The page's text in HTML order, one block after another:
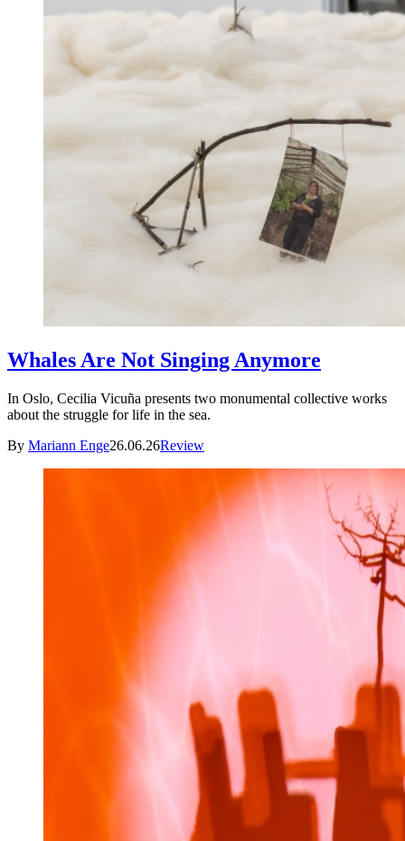
Whales Are Not Singing Anymore
In Oslo, Cecilia Vicuña presents two monumental collective works
about the struggle for life in the sea.
By Mariann Enge26.06.26Review